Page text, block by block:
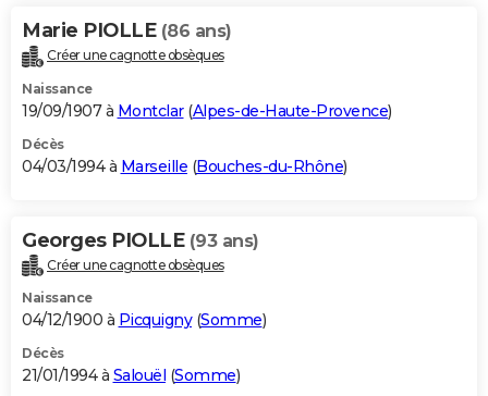
Marie PIOLLE (86 ans)
Créer une cagnotte obsèques
Naissance
19/09/1907 à Montclar(Alpes-de-Haute-Provence)
Décès
04/03/1994 à Marseille (Bouches-du-Rhône)
Georges PIOLLE (93 ans)
Créer une cagnotte obsèques
Naissance
04/12/1900 à Picquigny(Somme)
Décès
21/01/1994 à Salouël (Somme)